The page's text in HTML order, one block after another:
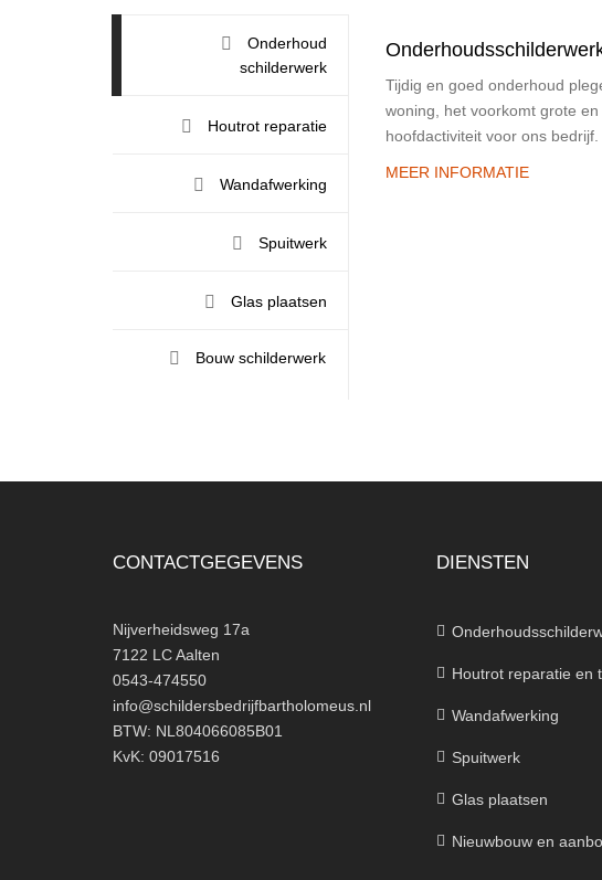
Onderhoud
schilderwerk
Houtrot reparatie
Wandafwerking
Spuitwerk
Glas plaatsen
Bouw schilderwerk
Tijdig en goed onderhoud
woning, het voorkomt grote
hoofdactiviteit voor ons bedrijf.
MEER INFORMATIE
CONTACTGEGEVENS
Nijverheidsweg 17a
7122 LC Aalten
0543-474550
info@schildersbedrijfbartholomeus.nl
BTW: NL804066085B01
KvK: 09017516
DIENSTEN
Houtrot reparatie en
Wandafwerking
Spuitwerk
Glas plaatsen
Nieuwbouw en